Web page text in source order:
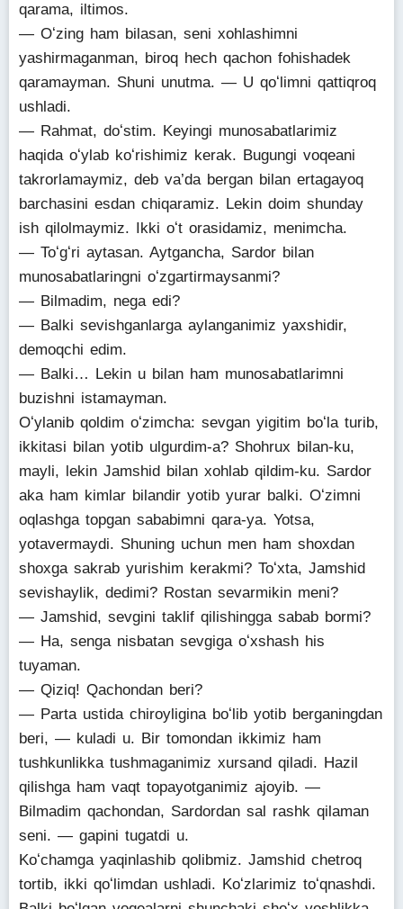
qarama, iltimos.
— Oʻzing ham bilasan, seni xohlashimni
yashirmaganman, biroq hech qachon fohishadek
qaramayman. Shuni unutma. — U qoʻlimni qattiqroq
ushladi.
— Rahmat, doʻstim. Keyingi munosabatlarimiz
haqida oʻylab koʻrishimiz kerak. Bugungi voqeani
takrorlamaymiz, deb va’da bergan bilan ertagayoq
barchasini esdan chiqaramiz. Lekin doim shunday
ish qilolmaymiz. Ikki oʻt orasidamiz, menimcha.
— Toʻgʻri aytasan. Aytgancha, Sardor bilan
munosabatlaringni oʻzgartirmaysanmi?
— Bilmadim, nega edi?
— Balki sevishganlarga aylanganimiz yaxshidir,
demoqchi edim.
— Balki… Lekin u bilan ham munosabatlarimni
buzishni istamayman.
Oʻylanib qoldim oʻzimcha: sevgan yigitim boʻla turib,
ikkitasi bilan yotib ulgurdim-a? Shohrux bilan-ku,
mayli, lekin Jamshid bilan xohlab qildim-ku. Sardor
aka ham kimlar bilandir yotib yurar balki. Oʻzimni
oqlashga topgan sababimni qara-ya. Yotsa,
yotavermaydi. Shuning uchun men ham shoxdan
shoxga sakrab yurishim kerakmi? Toʻxta, Jamshid
sevishaylik, dedimi? Rostan sevarmikin meni?
— Jamshid, sevgini taklif qilishingga sabab bormi?
— Ha, senga nisbatan sevgiga oʻxshash his
tuyaman.
— Qiziq! Qachondan beri?
— Parta ustida chiroyligina boʻlib yotib berganingdan
beri, — kuladi u. Bir tomondan ikkimiz ham
tushkunlikka tushmaganimiz xursand qiladi. Hazil
qilishga ham vaqt topayotganimiz ajoyib. —
Bilmadim qachondan, Sardordan sal rashk qilaman
seni. — gapini tugatdi u.
Koʻchamga yaqinlashib qolibmiz. Jamshid chetroq
tortib, ikki qoʻlimdan ushladi. Koʻzlarimiz toʻqnashdi.